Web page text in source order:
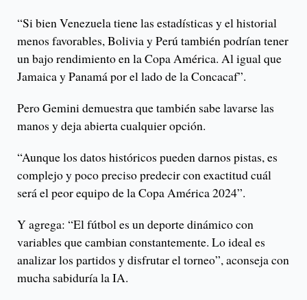
“Si bien Venezuela tiene las estadísticas y el historial
menos favorables, Bolivia y Perú también podrían tener
un bajo rendimiento en la Copa América. Al igual que
Jamaica y Panamá por el lado de la Concacaf”.
Pero Gemini demuestra que también sabe lavarse las
manos y deja abierta cualquier opción.
“Aunque los datos históricos pueden darnos pistas, es
complejo y poco preciso predecir con exactitud cuál
será el peor equipo de la Copa América 2024”.
Y agrega: “El fútbol es un deporte dinámico con
variables que cambian constantemente. Lo ideal es
analizar los partidos y disfrutar el torneo”, aconseja con
mucha sabiduría la IA.